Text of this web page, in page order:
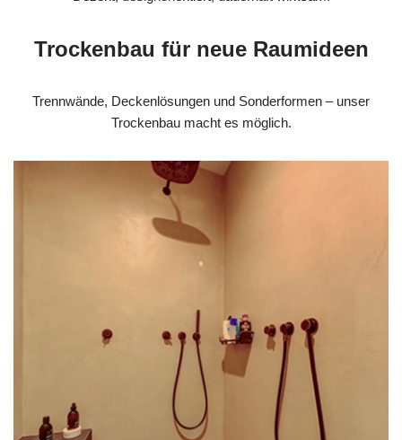
Trockenbau für neue Raumideen
Trennwände, Deckenlösungen und Sonderformen – unser
Trockenbau macht es möglich.